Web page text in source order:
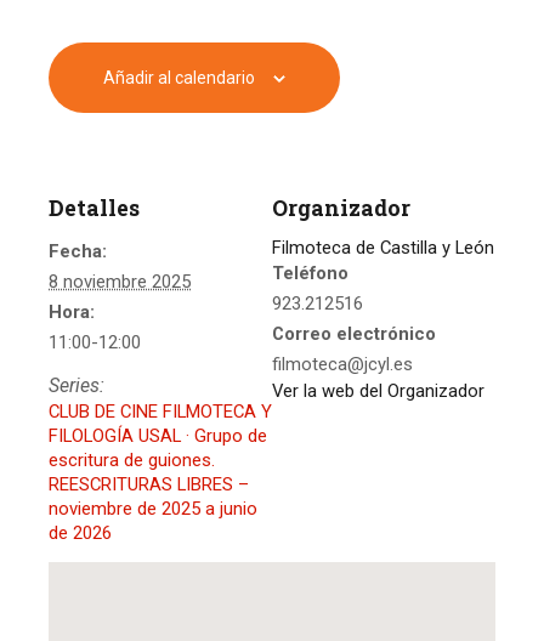
Añadir al calendario
Detalles
Fecha:
8 noviembre 2025
Hora:
11:00-12:00
Series:
CLUB DE CINE FILMOTECA Y
FILOLOGÍA USAL · Grupo de
escritura de guiones.
REESCRITURAS LIBRES –
noviembre de 2025 a junio
de 2026
Organizador
Filmoteca de Castilla y León
Teléfono
923.212516
Correo electrónico
filmoteca@jcyl.es
Ver la web del Organizador